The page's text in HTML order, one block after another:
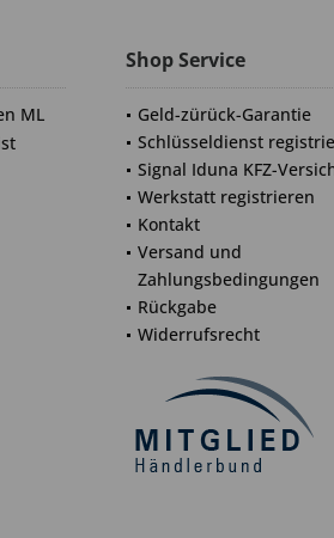
ML
Shop Service
Geld-zürück-Garantie
Schlüsseldienst
Signal Iduna KFZ-
Werkstatt registrieren
Kontakt
Versand und
Zahlungsbedingungen
Rückgabe
Widerrufsrecht